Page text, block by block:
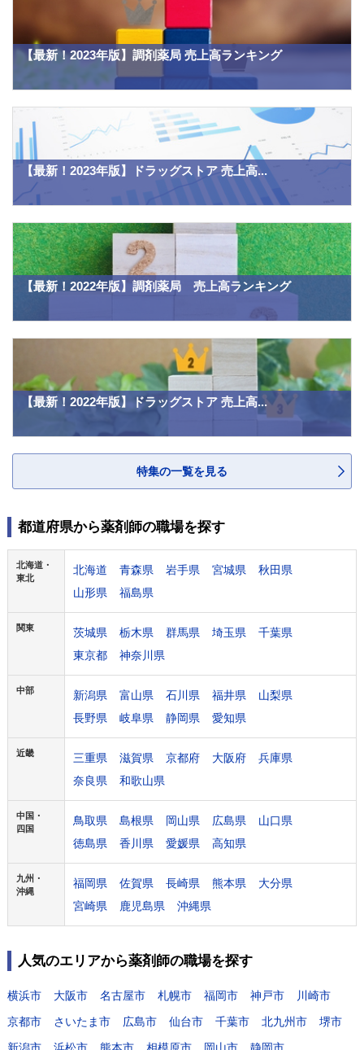
【最新！2023年版】調剤薬局 売上高ランキング
【最新！2023年版】ドラッグストア 売上高...
【最新！2022年版】調剤薬局 売上高ランキング
【最新！2022年版】ドラッグストア 売上高...
特集の一覧を見る
都道府県から薬剤師の職場を探す
北海道・
東北
北海道 青森県 岩手県 宮城県
秋田県
山形県
福島県
関東 茨城県 栃木県 群馬県 埼玉県
千葉県
東京都
神奈川県
中部 新潟県 富山県 石川県 福井県
山梨県
長野県
岐阜県 静岡県 愛知県
近畿 三重県 滋賀県 京都府 大阪府
兵庫県
奈良県
和歌山県
中国・
四国
鳥取県 島根県 岡山県 広島県
山口県
徳島県
香川県 愛媛県 高知県
九州・
沖縄
福岡県 佐賀県 長崎県 熊本県
大分県
宮崎県
鹿児島県 沖縄県
人気のエリアから薬剤師の職場を探す
横浜市 大阪市 名古屋市 札幌市 福岡市 神戸市
川崎市
京都市
さいたま市 広島市 仙台市 千葉市 北九州市
堺市